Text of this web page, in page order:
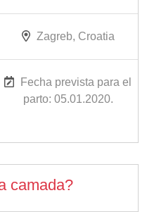
Zagreb, Croatia
Fecha prevista para el
parto: 05.01.2020.
camada?